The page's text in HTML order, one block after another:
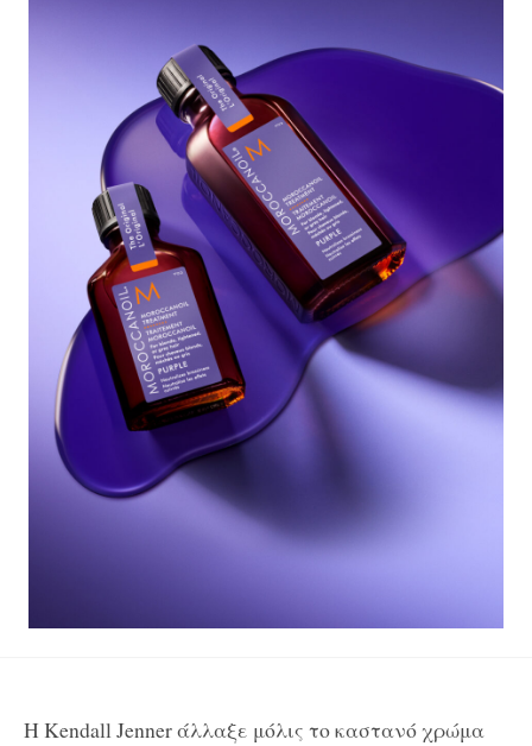
Η Kendall Jenner άλλαξε μόλις το καστανό χρώμα